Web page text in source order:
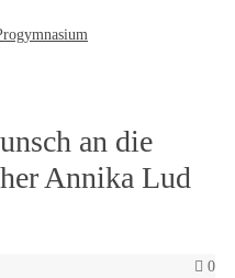
an die
Annika Lud
0